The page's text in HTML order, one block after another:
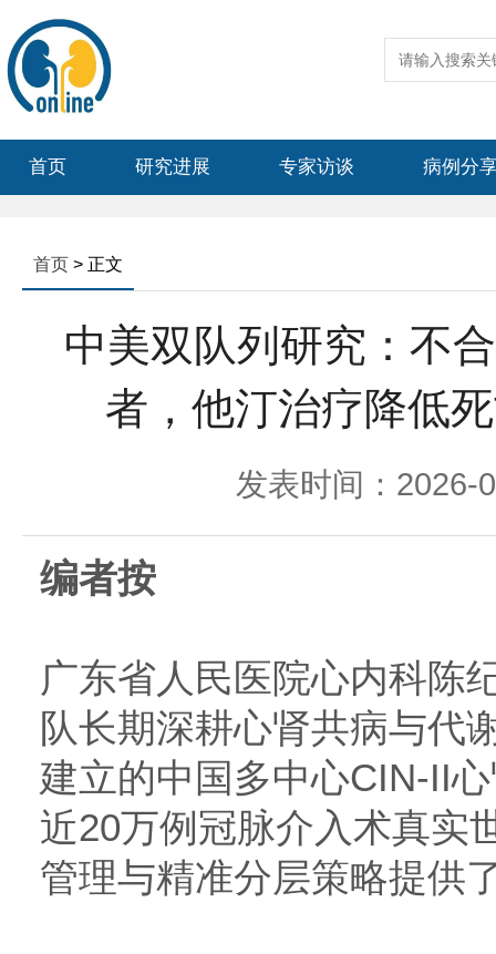
首页 研究进展 专家访谈 病例分
首页 > 正文
中美双队列研究：不
者，他汀治疗降低
发表时间：2026-
编者按
广东省人民医院心内科陈
队长期深耕心肾共病与代
建立的中国多中心CIN-II
近20万例冠脉介入术真实
管理与精准分层策略提供